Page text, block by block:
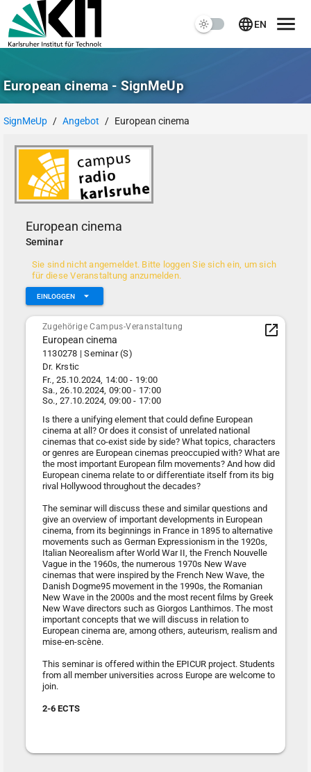
EN
European cinema - SignMeUp
SignMeUp / Angebot / European cinema
European cinema
Seminar
Sie sind nicht angemeldet. Bitte loggen Sie sich ein, um sich
für diese Veranstaltung anzumelden.
EINLOGGEN
Zugehörige Campus-Veranstaltung
European cinema
1130278 | Seminar (S)
Dr. Krstic
Fr., 25.10.2024, 14:00 - 19:00
Sa., 26.10.2024, 09:00 - 17:00
So., 27.10.2024, 09:00 - 17:00
Is there a unifying element that could define European
cinema at all? Or does it consist of unrelated national
cinemas that co-exist side by side? What topics, characters
or genres are European cinemas preoccupied with? What are
the most important European film movements? And how did
European cinema relate to or differentiate itself from its big
rival Hollywood throughout the decades?
The seminar will discuss these and similar questions and
give an overview of important developments in European
cinema, from its beginnings in France in 1895 to alternative
movements such as German Expressionism in the 1920s,
Italian Neorealism after World War II, the French Nouvelle
Vague in the 1960s, the numerous 1970s New Wave
cinemas that were inspired by the French New Wave, the
Danish Dogme95 movement in the 1990s, the Romanian
New Wave in the 2000s and the most recent films by Greek
New Wave directors such as Giorgos Lanthimos. The most
important concepts that we will discuss in relation to
European cinema are, among others, auteurism, realism and
mise-en-scène.
This seminar is offered within the EPICUR project. Students
from all member universities across Europe are welcome to
join.
2-6 ECTS